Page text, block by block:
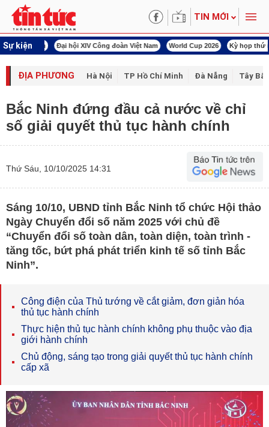
TIN MỚI
Sự kiện
ngày đêm Đại hội XIV Công đoàn Việt Nam World Cup 2026 Kỳ họp thứ
ĐỊA PHƯƠNG Hà Nội TP Hồ Chí Minh Đà Nẵng Tây
Bắc Ninh đứng đầu cả nước về chỉ
số giải quyết thủ tục hành chính
Thứ Sáu, 10/10/2025 14:31
Sáng 10/10, UBND tỉnh Bắc Ninh tổ chức Hội thảo
Ngày Chuyển đổi số năm 2025 với chủ đề
“Chuyển đổi số toàn dân, toàn diện, toàn trình -
tăng tốc, bứt phá phát triển kinh tế số tỉnh Bắc
Ninh”.
Công điện của Thủ tướng về cắt giảm, đơn giản hóa
thủ tục hành chính
Thực hiện thủ tục hành chính không phụ thuộc vào địa
giới hành chính
Chủ động, sáng tạo trong giải quyết thủ tục hành chính
cấp xã